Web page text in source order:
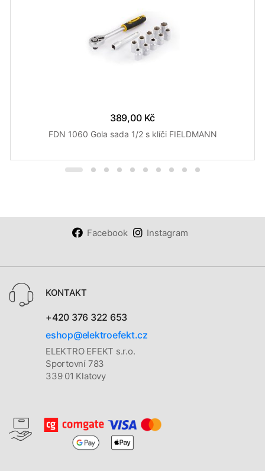
389,00 Kč
FDN 1060 Gola sada 1/2 s klíči FIELDMANN
Facebook Instagram
KONTAKT
+420 376 322 653
eshop@elektroefekt.cz
ELEKTRO EFEKT s.r.o.
Sportovní 783
339 01 Klatovy